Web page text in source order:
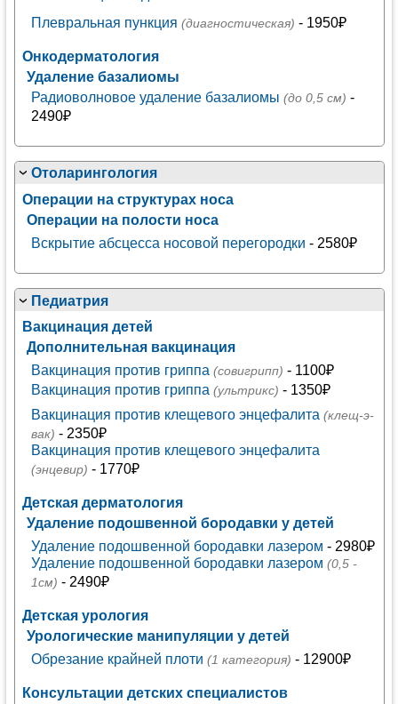
Плевральная пункция (диагностическая) - 1950₽
Онкодерматология
Удаление базалиомы
Радиоволновое удаление базалиомы (до 0,5 см) -
2490₽
Отоларингология
Операции на структурах носа
Операции на полости носа
Вскрытие абсцесса носовой перегородки - 2580₽
Педиатрия
Вакцинация детей
Дополнительная вакцинация
Вакцинация против гриппа (совигрипп) - 1100₽
Вакцинация против гриппа (ультрикс) - 1350₽
Вакцинация против клещевого энцефалита (клещ-э-
вак) - 2350₽
Вакцинация против клещевого энцефалита
(энцевир) - 1770₽
Детская дерматология
Удаление подошвенной бородавки у детей
Удаление подошвенной бородавки лазером - 2980₽
Удаление подошвенной бородавки лазером (0,5 -
1см) - 2490₽
Детская урология
Урологические манипуляции у детей
Обрезание крайней плоти (1 категория) - 12900₽
Консультации детских специалистов